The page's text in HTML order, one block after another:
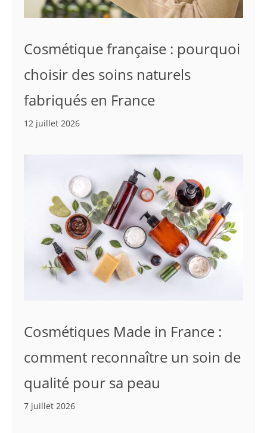
Cosmétique française : pourquoi
choisir des soins naturels
fabriqués en France
12 juillet 2026
Cosmétiques Made in France :
comment reconnaître un soin de
qualité pour sa peau
7 juillet 2026